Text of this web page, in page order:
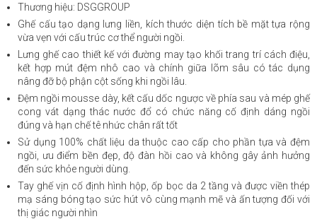
Thương hiệu: DSGGROUP
Ghế cấu tạo dạng lưng liền, kích thước diện tích bề mặt tựa rộng
vừa vẹn với cấu trúc cơ thể người ngồi.
Lưng ghế cao thiết kế với đường may tạo khối trang trí cách điệu,
kết hợp mút đệm nhô cao và chính giữa lõm sâu có tác dụng
nâng đỡ bộ phận cột sống khi ngồi lâu.
Đệm ngồi mousse dày, kết cấu dốc ngược về phía sau và mép ghế
cong vát dạng thác nước đổ có chức năng cố định dáng ngồi
đúng và hạn chế tê nhức chân rất tốt
Sử dụng 100% chất liệu da thuộc cao cấp cho phần tựa và đệm
ngồi, ưu điểm bền đẹp, độ đàn hồi cao và không gây ảnh hưởng
đến sức khỏe người dùng.
Tay ghế vịn cố định hình hộp, ốp bọc da 2 tầng và được viền thép
mạ sáng bóng tạo sức hút vô cùng mạnh mẽ và ấn tượng đối với
thị giác người nhìn